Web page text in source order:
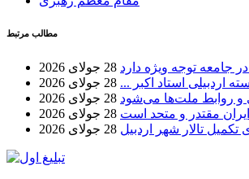
مطالب مرتبط
جامعه توجه ویژه دارد 28 جولای 2026
اردبیلی استاد اکبر ... 28 جولای 2026
و روابط ملت‌ها می‌شود 28 جولای 2026
مقتدر و متحد است 28 جولای 2026
28 جولای 2026